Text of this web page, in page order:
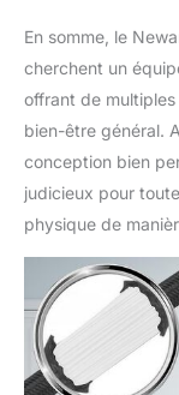
En somme, le
cherchent un
offrant de
bien-être général.
conception bien
judicieux pour
physique de